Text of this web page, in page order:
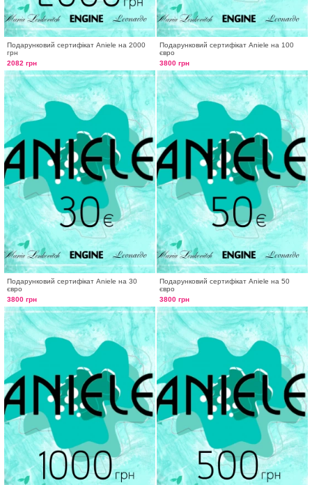
Подарунковий сертифікат Aniele на 2000
грн
2082 грн
Подарунковий сертифікат Aniele на 100
євро
3800 грн
Подарунковий сертифікат Aniele на 30
євро
3800 грн
Подарунковий сертифікат Aniele на 50
євро
3800 грн